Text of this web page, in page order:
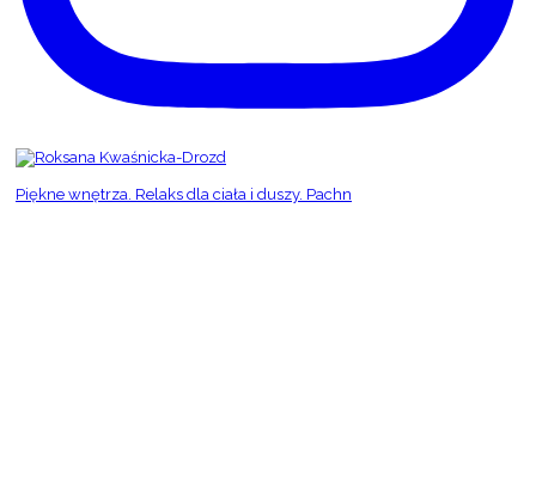
Piękne wnętrza. Relaks dla ciała i duszy. Pachn